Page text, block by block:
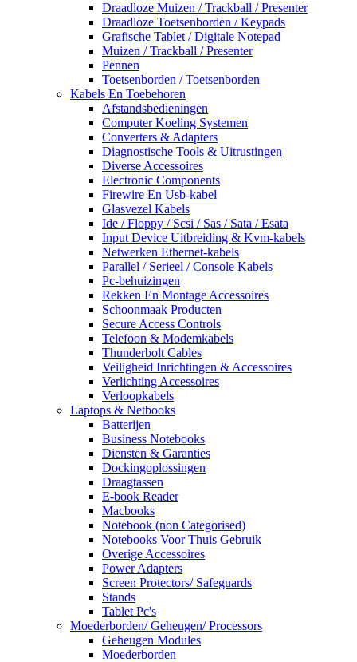
Draadloze Muizen / Trackball / Presenter
Draadloze Toetsenborden / Keypads
Grafische Tablet / Digitale Notepad
Muizen / Trackball / Presenter
Pennen
Toetsenborden / Toetsenborden
Kabels En Toebehoren
Afstandsbedieningen
Computer Koeling Systemen
Converters & Adapters
Diagnostische Tools & Uitrustingen
Diverse Accessoires
Electronic Components
Firewire En Usb-kabel
Glasvezel Kabels
Ide / Floppy / Scsi / Sas / Sata / Esata
Input Device Uitbreiding & Kvm-kabels
Netwerken Ethernet-kabels
Parallel / Serieel / Console Kabels
Pc-behuizingen
Rekken En Montage Accessoires
Schoonmaak Producten
Secure Access Controls
Telefoon & Modemkabels
Thunderbolt Cables
Veiligheid Inrichtingen & Accessoires
Verlichting Accessoires
Verloopkabels
Laptops & Netbooks
Batterijen
Business Notebooks
Diensten & Garanties
Dockingoplossingen
Draagtassen
E-book Reader
Macbooks
Notebook (non Categorised)
Notebooks Voor Thuis Gebruik
Overige Accessoires
Power Adapters
Screen Protectors/ Safeguards
Stands
Tablet Pc's
Moederborden/ Geheugen/ Processors
Geheugen Modules
Moederborden